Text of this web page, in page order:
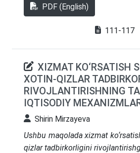
joriy etilishi va
ortib bormoqda. Davlat
loyihalarda boshqaruv
takomillashtirish strategik
asosiy vosita sifatida ko‘rsatib
shuningdek, iqtisodchi
mansabdor shaxslarning fikrlari
Shu asosda mezonlar va
bo‘lib, bu davlat siyosati uchun
ega.
PDF (English)
111-117
XIZMAT KO‘RSATISH
XOTIN-QIZLAR
RIVOJLANTIRISHNING
IQTISODIY
Shirin Mirzayeva
Ushbu maqolada xizmat
qizlar tadbirkorligini